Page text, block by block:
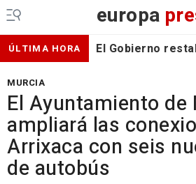
europa
ÚLTIMA HORA El Gobierno
MURCIA
El Ayuntamiento de
ampliará las
Arrixaca con seis
de autobús